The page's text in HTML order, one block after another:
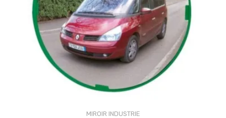
MIROIR INDUSTRIE